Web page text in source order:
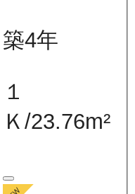
築4年
１
Ｋ /23.76m²